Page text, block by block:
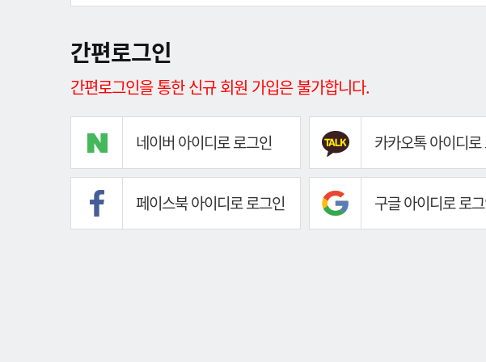
간편로그인
간편로그인을 통한 신규 회원 가입은 불가합니다.
네이버 아이디로 로그인 카카오톡 아이디로
페이스북 아이디로 로그인 구글 아이디로 로